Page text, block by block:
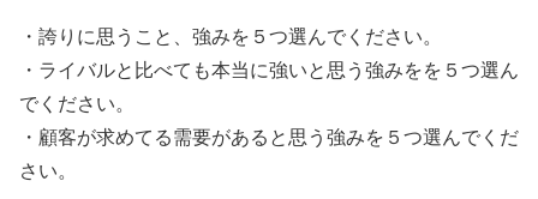
・誇りに思うこと、強みを５つ選んでください。
・ライバルと比べても本当に強いと思う強みをを５つ選ん
でください。
・顧客が求めてる需要があると思う強みを５つ選んでくだ
さい。